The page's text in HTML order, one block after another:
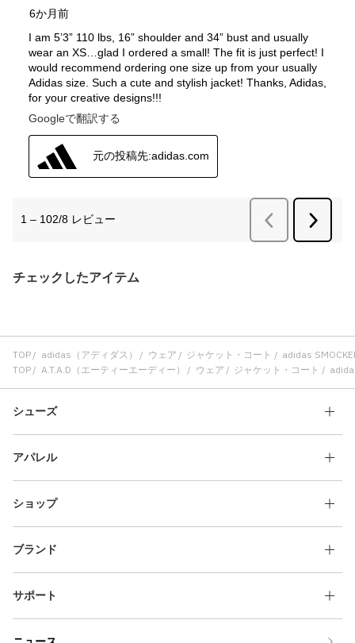
チェックしたアイテム
TOP adidas（アディダス） ウェア ジャケット・コート
adidas
TOP
A.T.A.D（エーティーエーディー） ウェア ジャケット・コート
シューズ
アパレル
ショップ
ブランド
サポート